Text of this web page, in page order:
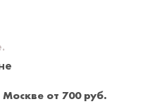
от 700 руб.